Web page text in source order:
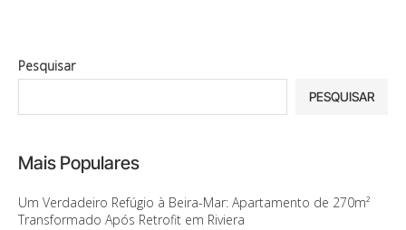
Pesquisar
PESQUISAR
Mais Populares
Um Verdadeiro Refúgio à Beira-Mar: Apartamento de 270m²
Transformado Após Retrofit em Riviera